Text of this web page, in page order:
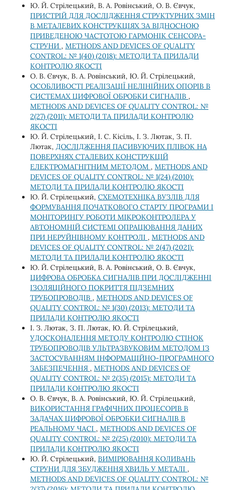
Ю. Й. Стрілецький, В. А. Ровінський, О. В. Євчук,
ПРИСТРІЙ ДЛЯ ДОСЛІДЖЕННЯ СТРУКТУРНИХ ЗМІН
В МЕТАЛЕВИХ КОНСТРУКЦІЯХ ЗА ВІДНОСНОЮ
ПРИВЕДЕНОЮ ЧАСТОТОЮ ГАРМОНІК СЕНСОРА-
СТРУНИ , METHODS AND DEVICES OF QUALITY
CONTROL: № 1(40) (2018): МЕТОДИ ТА ПРИЛАДИ
КОНТРОЛЮ ЯКОСТІ
О. В. Євчук, В. А. Ровінський, Ю. Й. Стрілецький,
ОСОБЛИВОСТІ РЕАЛІЗАЦІЇ НЕЛІНІЙНИХ ОПОРІВ В
СИСТЕМАХ ЦИФРОВОЇ ОБРОБКИ СИГНАЛІВ ,
METHODS AND DEVICES OF QUALITY CONTROL: №
2(27) (2011): МЕТОДИ ТА ПРИЛАДИ КОНТРОЛЮ
ЯКОСТІ
Ю. Й. Стрілецький, І. С. Кісіль, І. З. Лютак, З. П.
Лютак, ДОСЛІДЖЕННЯ ПАСИВУЮЧИХ ПЛІВОК НА
ПОВЕРХНЯХ СТАЛЕВИХ КОНСТРУКЦІЙ
ЕЛЕКТРОМАГНІТНИМ МЕТОДОМ , METHODS AND
DEVICES OF QUALITY CONTROL: № 1(24) (2010):
МЕТОДИ ТА ПРИЛАДИ КОНТРОЛЮ ЯКОСТІ
Ю. Й. Стрілецький, СХЕМОТЕХНІКА ВУЗЛІВ ДЛЯ
ФОРМУВАННЯ ПОЧАТКОВОГО СТАРТУ ПРОГРАМИ І
МОНІТОРИНГУ РОБОТИ МІКРОКОНТРОЛЕРА У
АВТОНОМНІЙ СИСТЕМІ ОПРАЦЮВАННЯ ДАНИХ
ПРИ НЕРУЙНІВНОМУ КОНТРОЛІ , METHODS AND
DEVICES OF QUALITY CONTROL: № 2(47) (2021):
МЕТОДИ ТА ПРИЛАДИ КОНТРОЛЮ ЯКОСТІ
Ю. Й. Стрілецький, В. А. Ровінський, О. В. Євчук,
ЦИФРОВА ОБРОБКА СИГНАЛІВ ПРИ ДОСЛІДЖЕННІ
ІЗОЛЯЦІЙНОГО ПОКРИТТЯ ПІДЗЕМНИХ
ТРУБОПРОВОДІВ , METHODS AND DEVICES OF
QUALITY CONTROL: № 1(30) (2013): МЕТОДИ ТА
ПРИЛАДИ КОНТРОЛЮ ЯКОСТІ
І. З. Лютак, З. П. Лютак, Ю. Й. Стрілецький,
УДОСКОНАЛЕННЯ МЕТОДУ КОНТРОЛЮ СТІНОК
ТРУБОПРОВОДІВ УЛЬТРАЗВУКОВИМ МЕТОДОМ ІЗ
ЗАСТОСУВАННЯМ ІНФОРМАЦІЙНО-ПРОГРАМНОГО
ЗАБЕЗПЕЧЕННЯ , METHODS AND DEVICES OF
QUALITY CONTROL: № 2(35) (2015): МЕТОДИ ТА
ПРИЛАДИ КОНТРОЛЮ ЯКОСТІ
О. В. Євчук, В. А. Ровінський, Ю. Й. Стрілецький,
ВИКОРИСТАННЯ ГРАФІЧНИХ ПРОЦЕСОРІВ В
ЗАДАЧАХ ЦИФРОВОЇ ОБРОБКИ СИГНАЛІВ В
РЕАЛЬНОМУ ЧАСІ , METHODS AND DEVICES OF
QUALITY CONTROL: № 2(25) (2010): МЕТОДИ ТА
ПРИЛАДИ КОНТРОЛЮ ЯКОСТІ
Ю. Й. Стрілецький, ВИМІРЮВАННЯ КОЛИВАНЬ
СТРУНИ ДЛЯ ЗБУДЖЕННЯ ХВИЛЬ У МЕТАЛІ ,
METHODS AND DEVICES OF QUALITY CONTROL: №